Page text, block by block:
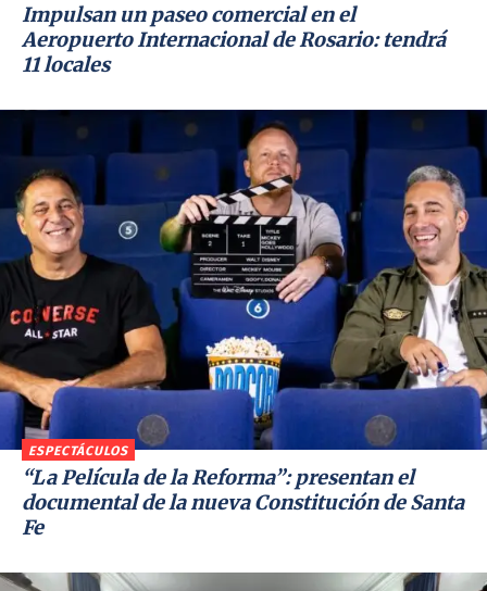
Impulsan un paseo comercial en el
Aeropuerto Internacional de Rosario: tendrá
11 locales
ESPECTÁCULOS
“La Película de la Reforma”: presentan el
documental de la nueva Constitución de Santa
Fe